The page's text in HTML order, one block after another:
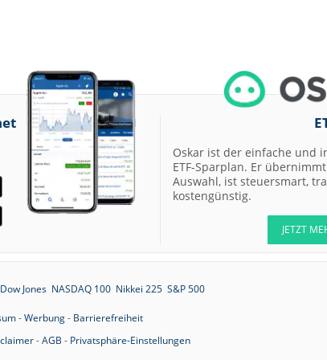
Merck Market-
Perform
07.08.26
Allianz Sector
07.08.26
RATIONAL Buy
Merck Kaufen
Oskar ist der einfache und
ETF-Sparplan. Er übernimmt
Auswahl, ist steuersmart,
kostengünstig.
JETZT
Dow Jones NASDAQ 100 Nikkei 225 S&P 500
-Werbung- Barrierefreiheit
-AGB - Privatsphäre-Einstellungen